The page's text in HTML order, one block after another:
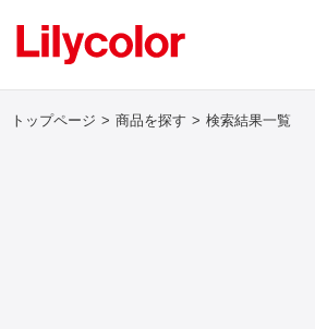
トップページ 商品を探す 検索結果一覧